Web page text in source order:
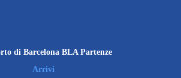
di Barcelona BLA Partenze
Arrivi